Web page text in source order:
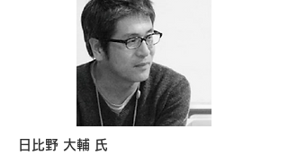
日比野 大輔 氏